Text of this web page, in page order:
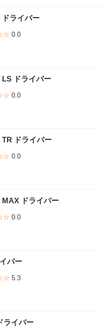
ドライバー
0.0
ドライバー
0.0
ドライバー
0.0
ドライバー
0.0
バー
5.3
ライバー